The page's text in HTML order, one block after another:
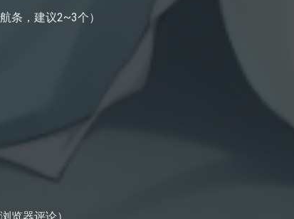
条，建议2~3个）